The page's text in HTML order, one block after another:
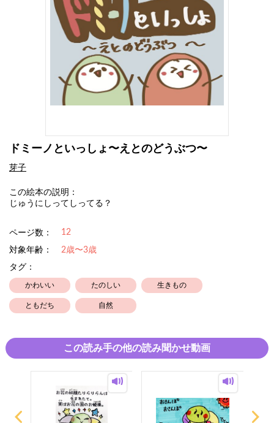
ドミーノといっしょ〜えとのどうぶつ〜
芽子
この絵本の説明：
じゅうにしってしってる？
ページ数： 12
対象年齢：
2歳〜3歳
タグ：
かわいい たのしい 生きもの
ともだち 自然
この読み手の他の読み聞かせ動画